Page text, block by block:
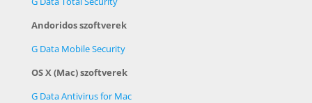
Andoridos szoftverek
G Data Mobile Security
OS X (Mac) szoftverek
G Data Antivirus for Mac